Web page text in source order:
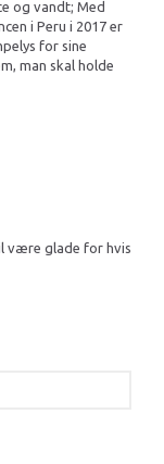
og vandt; Med
i Peru i 2017 er
for sine
man skal holde
være glade for hvis